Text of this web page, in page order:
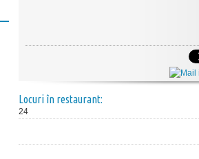
Locuri în restaurant:
24